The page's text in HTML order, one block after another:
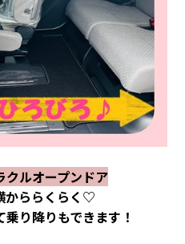
ルオープンドア
かららくらく♡
り降りもできます！